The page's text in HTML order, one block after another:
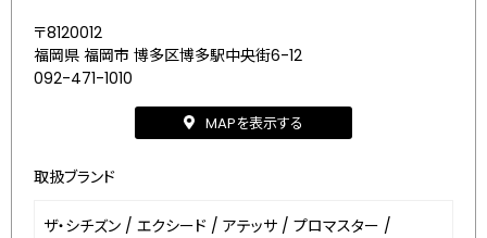
〒8120012
福岡県 福岡市 博多区博多駅中央街6-12
092-471-1010
MAPを表示する
取扱ブランド
ザ・シチズン / エクシード / アテッサ / プロマスター /